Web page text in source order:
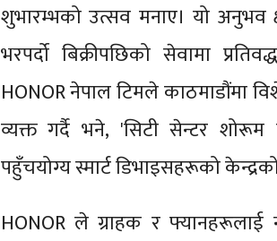
शुभारम्भको उत्सव मनाए। यो अनुभव
भरपर्दो बिक्रीपछिको सेवामा
HONOR नेपाल टिमले काठमाडौंमा
व्यक्त गर्दै भने, 'सिटी सेन्टर शोरूम
पहुँचयोग्य स्मार्ट डिभाइसहरूको
HONOR ले ग्राहक र फ्यानहरूलाई